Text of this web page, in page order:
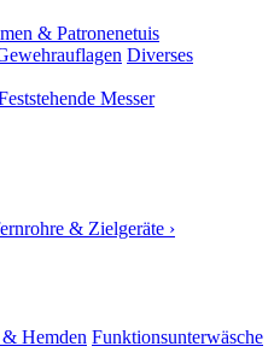
& Patronenetuis
Diverses
Messer
& Zielgeräte ›
Hemden Funktionsunterwäsche